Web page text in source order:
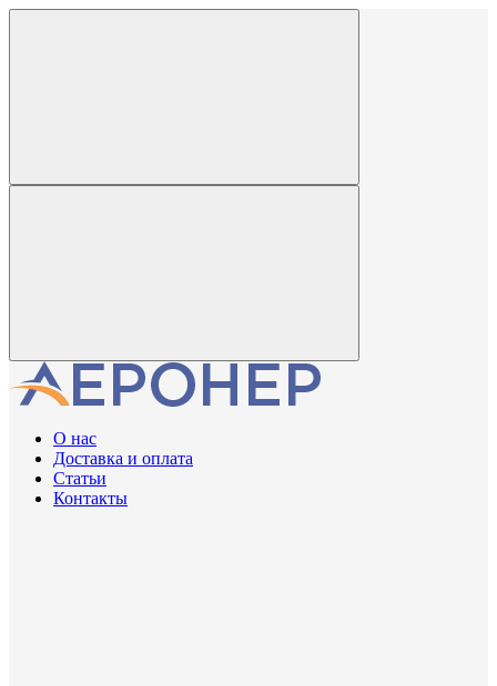
О нас
Доставка и оплата
Статьи
Контакты